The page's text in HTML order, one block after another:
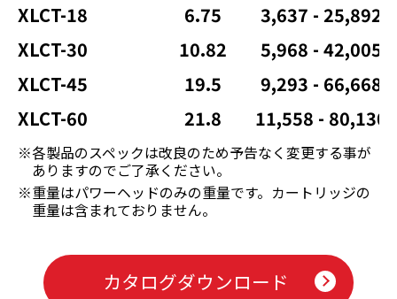
XLCT-18
6.75
3,637 - 25,892
XLCT-30
10.82
5,968 - 42,005
XLCT-45
19.5
9,293 - 66,668
XLCT-60
21.8 11,558 - 80,130
※各製品のスペックは改良のため予告なく変更する事が
ありますのでご了承ください。
※重量はパワーヘッドのみの重量です。カートリッジの
重量は含まれておりません。
カタログダウンロード